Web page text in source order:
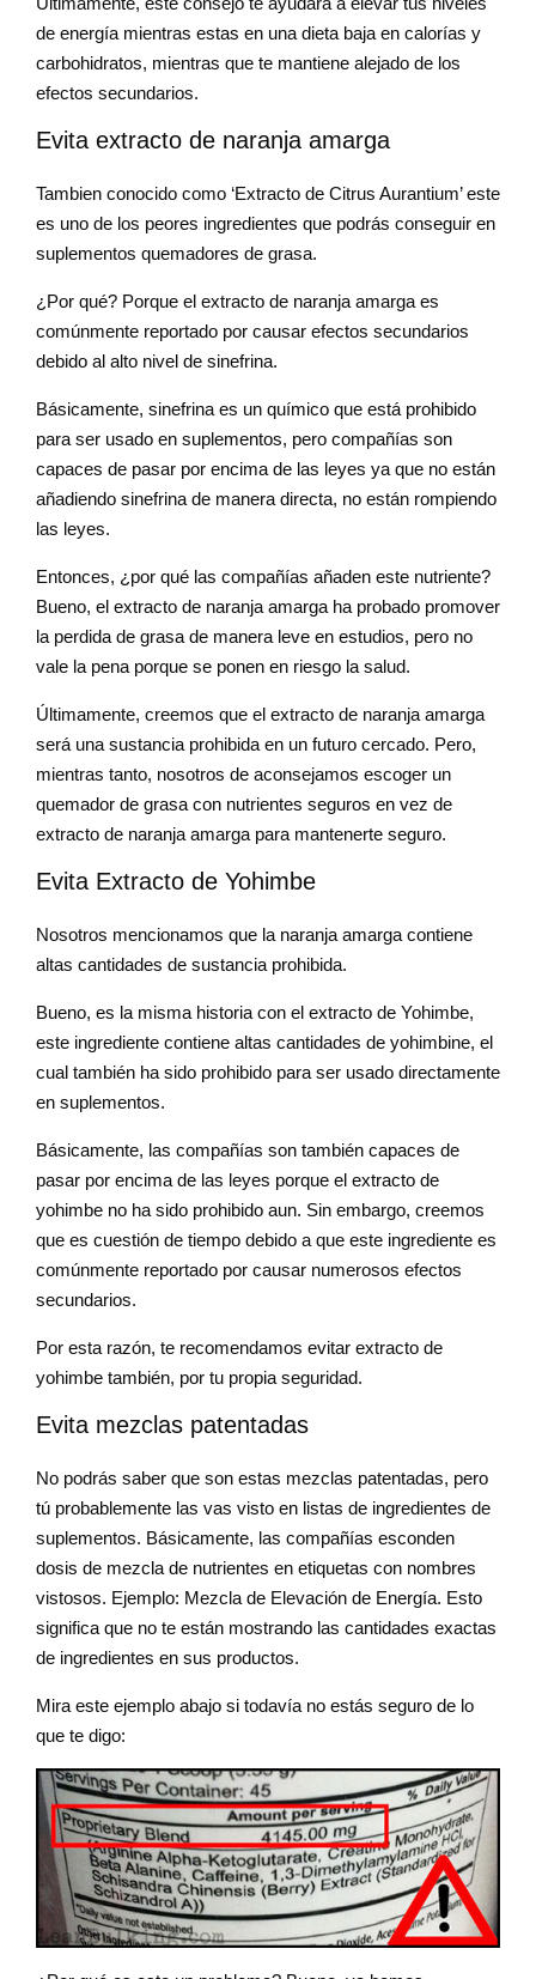
de energía mientras estas en una dieta baja en calorías y
carbohidratos, mientras que te mantiene alejado de los
efectos secundarios.
Evita extracto de naranja amarga
Tambien conocido como ‘Extracto de Citrus Aurantium’ este
es uno de los peores ingredientes que podrás conseguir en
suplementos quemadores de grasa.
¿Por qué? Porque el extracto de naranja amarga es
comúnmente reportado por causar efectos secundarios
debido al alto nivel de sinefrina.
Básicamente, sinefrina es un químico que está prohibido
para ser usado en suplementos, pero compañías son
capaces de pasar por encima de las leyes ya que no están
añadiendo sinefrina de manera directa, no están rompiendo
las leyes.
Entonces, ¿por qué las compañías añaden este nutriente?
Bueno, el extracto de naranja amarga ha probado promover
la perdida de grasa de manera leve en estudios, pero no
vale la pena porque se ponen en riesgo la salud.
Últimamente, creemos que el extracto de naranja amarga
será una sustancia prohibida en un futuro cercado. Pero,
mientras tanto, nosotros de aconsejamos escoger un
quemador de grasa con nutrientes seguros en vez de
extracto de naranja amarga para mantenerte seguro.
Evita Extracto de Yohimbe
Nosotros mencionamos que la naranja amarga contiene
altas cantidades de sustancia prohibida.
Bueno, es la misma historia con el extracto de Yohimbe,
este ingrediente contiene altas cantidades de yohimbine, el
cual también ha sido prohibido para ser usado directamente
en suplementos.
Básicamente, las compañías son también capaces de
pasar por encima de las leyes porque el extracto de
yohimbe no ha sido prohibido aun. Sin embargo, creemos
que es cuestión de tiempo debido a que este ingrediente es
comúnmente reportado por causar numerosos efectos
secundarios.
Por esta razón, te recomendamos evitar extracto de
yohimbe también, por tu propia seguridad.
Evita mezclas patentadas
No podrás saber que son estas mezclas patentadas, pero
tú probablemente las vas visto en listas de ingredientes de
suplementos. Básicamente, las compañías esconden
dosis de mezcla de nutrientes en etiquetas con nombres
vistosos. Ejemplo: Mezcla de Elevación de Energía. Esto
significa que no te están mostrando las cantidades exactas
de ingredientes en sus productos.
Mira este ejemplo abajo si todavía no estás seguro de lo
que te digo: